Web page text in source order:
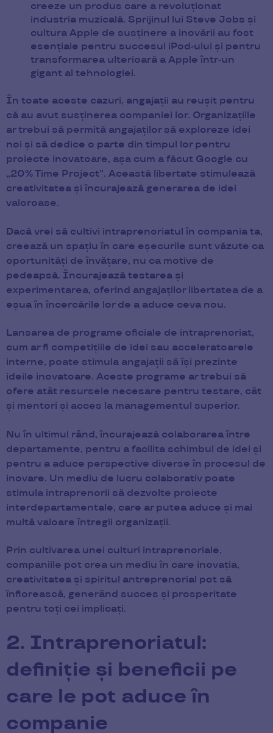
creeze un produs care a revoluționat
industria muzicală. Sprijinul lui Steve Jobs și
cultura Apple de susținere a inovării au fost
esențiale pentru succesul iPod-ului și pentru
transformarea ulterioară a Apple într-un
gigant al tehnologiei.
În toate aceste cazuri, angajații au reușit pentru
că au avut susținerea companiei lor. Organizațiile
ar trebui să permită angajaților să exploreze idei
noi și să dedice o parte din timpul lor pentru
proiecte inovatoare, așa cum a făcut Google cu
„20% Time Project”. Această libertate stimulează
creativitatea și încurajează generarea de idei
valoroase.
Dacă vrei să cultivi intraprenoriatul în compania ta,
creează un spațiu în care eșecurile sunt văzute ca
oportunități de învățare, nu ca motive de
pedeapsă. Încurajează testarea și
experimentarea, oferind angajaților libertatea de a
eșua în încercările lor de a aduce ceva nou.
Lansarea de programe oficiale de intraprenoriat,
cum ar fi competițiile de idei sau acceleratoarele
interne, poate stimula angajații să își prezinte
ideile inovatoare. Aceste programe ar trebui să
ofere atât resursele necesare pentru testare, cât
și mentori și acces la managementul superior.
Nu în ultimul rând, încurajează colaborarea între
departamente, pentru a facilita schimbul de idei și
pentru a aduce perspective diverse în procesul de
inovare. Un mediu de lucru colaborativ poate
stimula intraprenorii să dezvolte proiecte
interdepartamentale, care ar putea aduce și mai
multă valoare întregii organizații.
Prin cultivarea unei culturi intraprenoriale,
companiile pot crea un mediu în care inovația,
creativitatea și spiritul antreprenorial pot să
înflorească, generând succes și prosperitate
pentru toți cei implicați.
2. Intraprenoriatul:
definiție și beneficii pe
care le pot aduce în
companie